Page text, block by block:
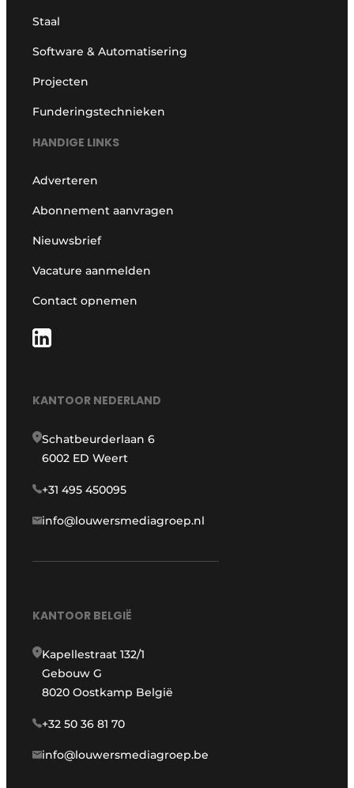
Staal
Software & Automatisering
Projecten
Funderingstechnieken
HANDIGE LINKS
Adverteren
Abonnement aanvragen
Nieuwsbrief
Vacature aanmelden
Contact opnemen
KANTOOR NEDERLAND
Schatbeurderlaan 6
6002 ED Weert
+31 495 450095
info@louwersmediagroep.nl
KANTOOR BELGIË
Kapellestraat 132/1
Gebouw G
8020 Oostkamp België
+32 50 36 81 70
info@louwersmediagroep.be